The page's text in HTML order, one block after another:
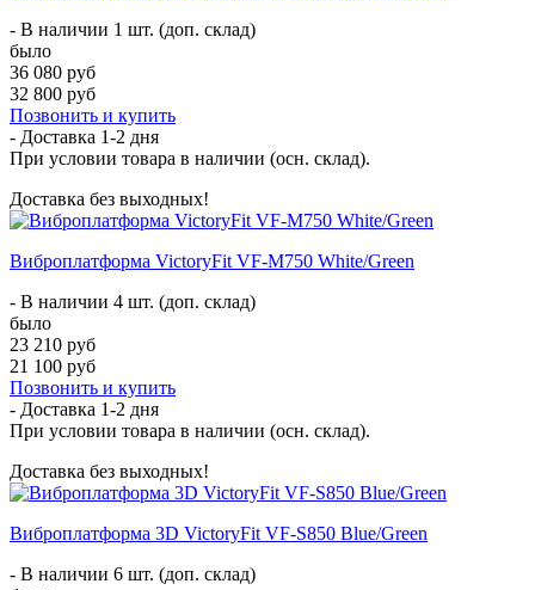
- В наличии 1 шт. (доп. склад)
было
36 080 руб
32 800 руб
Позвонить и купить
- Доставка 1-2 дня
При условии товара в наличии (осн. склад).
Доставка без выходных!
Виброплатформа VictoryFit VF-M750 White/Green
- В наличии 4 шт. (доп. склад)
было
23 210 руб
21 100 руб
Позвонить и купить
- Доставка 1-2 дня
При условии товара в наличии (осн. склад).
Доставка без выходных!
Виброплатформа 3D VictoryFit VF-S850 Blue/Green
- В наличии 6 шт. (доп. склад)